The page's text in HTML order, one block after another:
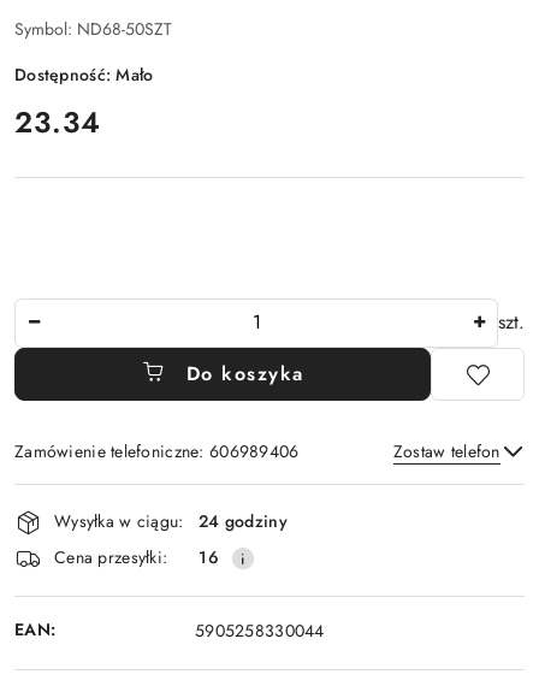
Symbol: ND68-50SZT
Dostępność:Mało
cena:
23.34
szt.
Do koszyka
Zamówienie telefoniczne: 606989406 Zostaw telefon
Wyślij
Dostępność
i
dostawa
Wysyłka w ciągu:
24 godziny
Cena przesyłki:
16
EAN: 5905258330044